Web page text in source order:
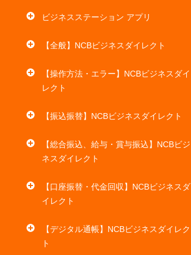
ビジネスステーション アプリ
【全般】NCBビジネスダイレクト
【操作方法・エラー】NCBビジネスダイ
レクト
【振込振替】NCBビジネスダイレクト
【総合振込、給与・賞与振込】NCBビジ
ネスダイレクト
【口座振替・代金回収】NCBビジネスダ
イレクト
【デジタル通帳】NCBビジネスダイレク
ト